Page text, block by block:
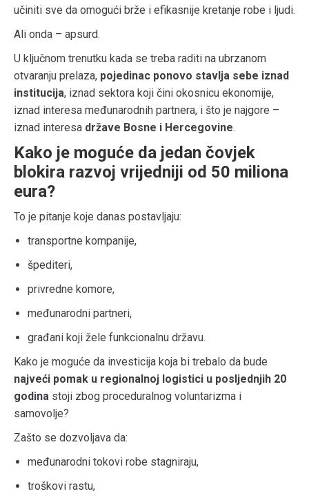
učiniti sve da omogući brže i efikasnije kretanje robe i ljudi.
Ali onda – apsurd.
U ključnom trenutku kada se treba raditi na ubrzanom
otvaranju prelaza, pojedinac ponovo stavlja sebe iznad
institucija, iznad sektora koji čini okosnicu ekonomije,
iznad interesa međunarodnih partnera, i što je najgore –
iznad interesa države Bosne i Hercegovine.
Kako je moguće da jedan čovjek
blokira razvoj vrijedniji od 50 miliona
eura?
To je pitanje koje danas postavljaju:
transportne kompanije,
špediteri,
privredne komore,
međunarodni partneri,
građani koji žele funkcionalnu državu.
Kako je moguće da investicija koja bi trebalo da bude
najveći pomak u regionalnoj logistici u posljednjih 20
godina stoji zbog proceduralnog voluntarizma i
samovolje?
Zašto se dozvoljava da:
međunarodni tokovi robe stagniraju,
troškovi rastu,